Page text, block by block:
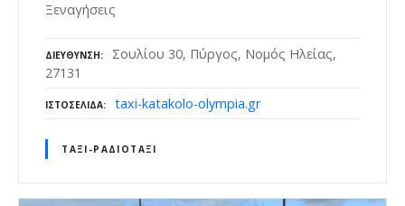
Ξεναγήσεις
ΔΙΕΎΘΥΝΣΗ
Σουλίου 30, Πύργος, Νομός Ηλείας,
27131
ΙΣΤΟΣΕΛΊΔΑ taxi-katakolo-olympia.gr
ΤΑΞΊ-ΡΑΔΙΟΤΑΞΊ